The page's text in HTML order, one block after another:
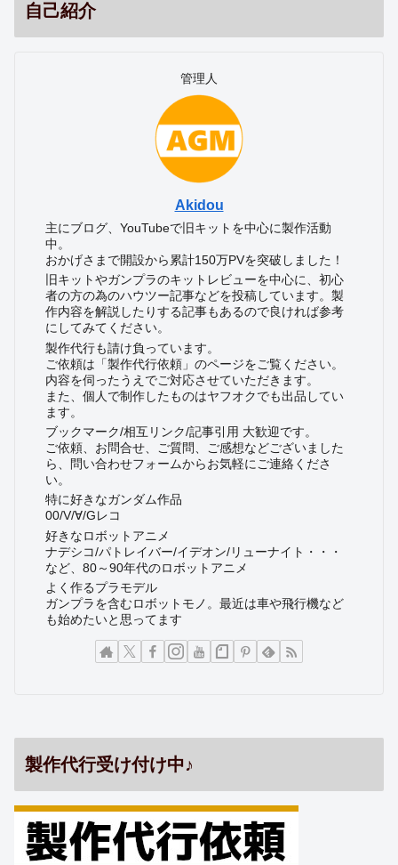
自己紹介
管理人
Akidou
主にブログ、YouTubeで旧キットを中心に製作活動
中。
おかげさまで開設から累計150万PVを突破しました！
旧キットやガンプラのキットレビューを中心に、初心
者の方の為のハウツー記事などを投稿しています。製
作内容を解説したりする記事もあるので良ければ参考
にしてみてください。
製作代行も請け負っています。
ご依頼は「製作代行依頼」のページをご覧ください。
内容を伺ったうえでご対応させていただきます。
また、個人で制作したものはヤフオクでも出品してい
ます。
ブックマーク/相互リンク/記事引用 大歓迎です。
ご依頼、お問合せ、ご質問、ご感想などございました
ら、問い合わせフォームからお気軽にご連絡くださ
い。
特に好きなガンダム作品
00/V/∀/Gレコ
好きなロボットアニメ
ナデシコ/パトレイバー/イデオン/リューナイト・・・
など、80～90年代のロボットアニメ
よく作るプラモデル
ガンプラを含むロボットモノ。最近は車や飛行機など
も始めたいと思ってます
製作代行受け付け中♪